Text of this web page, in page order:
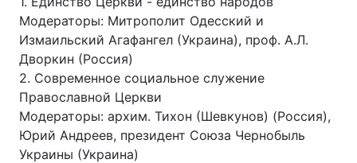
Модераторы: Митрополит Одесский и
Измаильский Агафангел (Украина), проф. А.Л.
Дворкин (Россия)
2. Современное социальное служение
Православной Церкви
Модераторы: архим. Тихон (Шевкунов) (Россия),
Юрий Андреев, президент Союза Чернобыль
Украины (Украина)